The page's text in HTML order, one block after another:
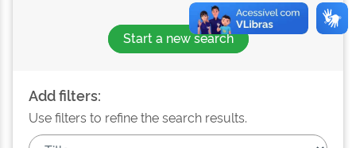
Start a new search
Add filters:
Use filters to refine the search results.